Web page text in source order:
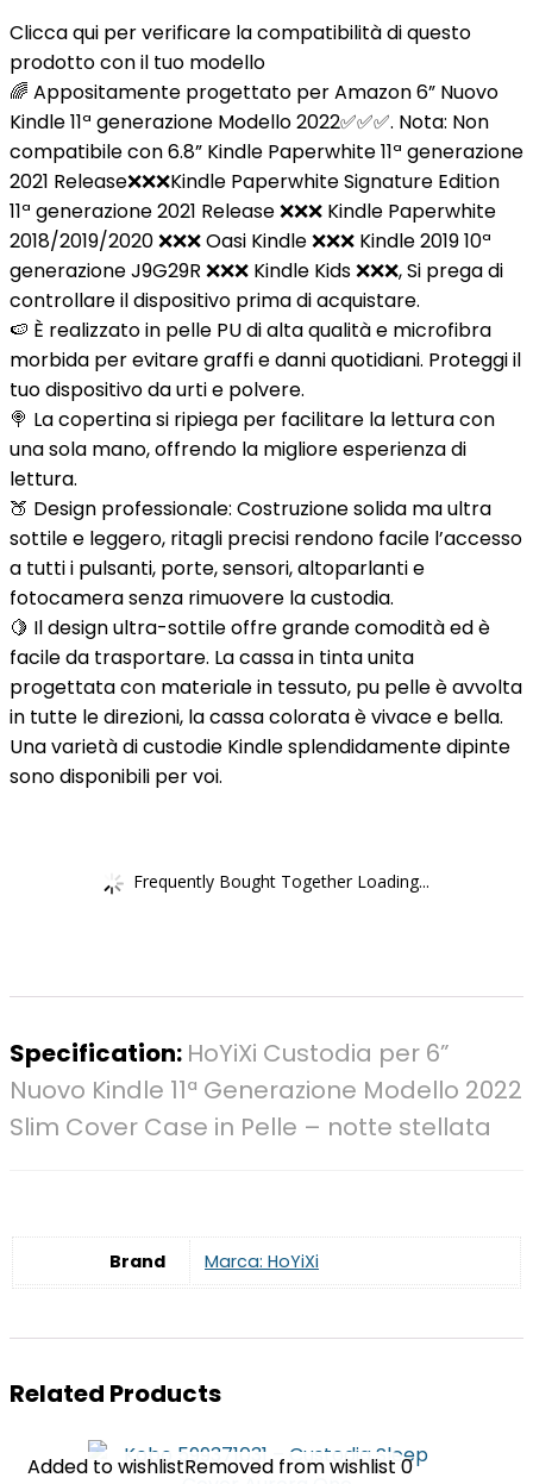
Clicca qui per verificare la compatibilità di questo
prodotto con il tuo modello
🌈 Appositamente progettato per Amazon 6” Nuovo
Kindle 11ª generazione Modello 2022✅✅✅. Nota: Non
compatibile con 6.8” Kindle Paperwhite 11ª generazione
2021 Release❌❌❌Kindle Paperwhite Signature Edition
11ª generazione 2021 Release ❌❌❌ Kindle Paperwhite
2018/2019/2020 ❌❌❌ Oasi Kindle ❌❌❌ Kindle 2019 10ª
generazione J9G29R ❌❌❌ Kindle Kids ❌❌❌, Si prega di
controllare il dispositivo prima di acquistare.
🍉 È realizzato in pelle PU di alta qualità e microfibra
morbida per evitare graffi e danni quotidiani. Proteggi il
tuo dispositivo da urti e polvere.
🍭 La copertina si ripiega per facilitare la lettura con
una sola mano, offrendo la migliore esperienza di
lettura.
🍑 Design professionale: Costruzione solida ma ultra
sottile e leggero, ritagli precisi rendono facile l’accesso
a tutti i pulsanti, porte, sensori, altoparlanti e
fotocamera senza rimuovere la custodia.
🍋 Il design ultra-sottile offre grande comodità ed è
facile da trasportare. La cassa in tinta unita
progettata con materiale in tessuto, pu pelle è avvolta
in tutte le direzioni, la cassa colorata è vivace e bella.
Una varietà di custodie Kindle splendidamente dipinte
sono disponibili per voi.
Frequently Bought Together Loading...
Specification: HoYiXi Custodia per 6”
Nuovo Kindle 11ª Generazione Modello 2022
Slim Cover Case in Pelle – notte stellata
Brand Marca: HoYiXi
Related Products
Added to wishlistRemoved from wishlist 0
Added to wishlistRemoved from wishlist 0